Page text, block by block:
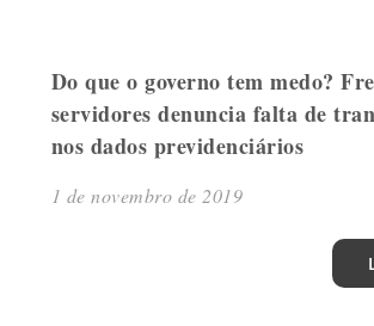
Do que o governo tem medo?
servidores denuncia falta de
nos dados previdenciários
1 de novembro de 2019